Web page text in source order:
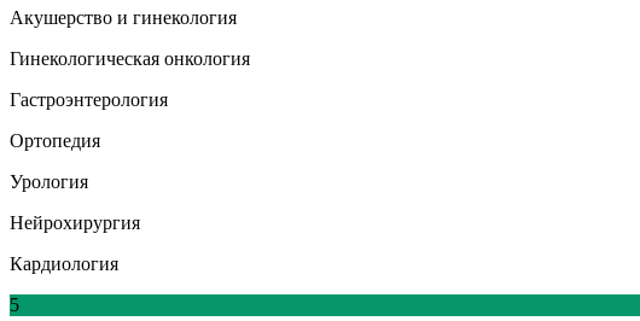
Акушерство и гинекология
Гинекологическая онкология
Гастроэнтерология
Ортопедия
Урология
Нейрохирургия
Кардиология
5